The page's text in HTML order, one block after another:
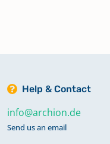
Taufregister
Help & Contact
info@archion.de
Send us an email